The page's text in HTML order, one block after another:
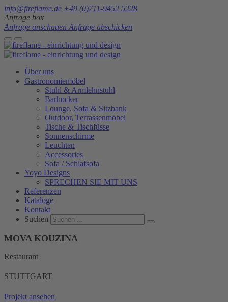
info@fireflame.de +49 (0)711-9452 5228
Anfrage box
Anfrage anschauen Anfrage abschicken
Über uns
Gastronomiemöbel
Stuhl & Armlehnstuhl
Barhocker
Lounge, Sofa & Sitzbank
Outdoor, Terrassenmöbel
Tische & Tischfüsse
Sonnenschirme
Leuchten
Accessories
Sofa / Schlafsofa
Yoyo Designs
SPRECHEN SIE MIT UNS
Referenzen
Kataloge
Kontakt
Suchen
MOVA KOUZINA
Restaurant
STUTTGART
Projekt ansehen